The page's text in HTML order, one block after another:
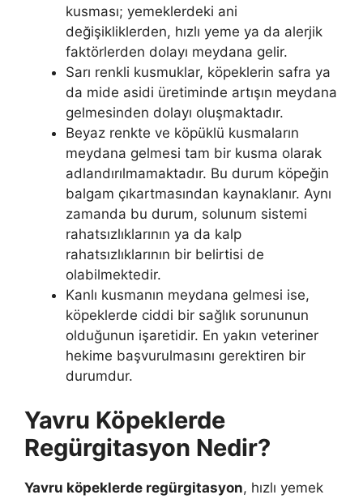
kusması; yemeklerdeki ani
değişikliklerden, hızlı yeme ya da alerjik
faktörlerden dolayı meydana gelir.
Sarı renkli kusmuklar, köpeklerin safra ya
da mide asidi üretiminde artışın meydana
gelmesinden dolayı oluşmaktadır.
Beyaz renkte ve köpüklü kusmaların
meydana gelmesi tam bir kusma olarak
adlandırılmamaktadır. Bu durum köpeğin
balgam çıkartmasından kaynaklanır. Aynı
zamanda bu durum, solunum sistemi
rahatsızlıklarının ya da kalp
rahatsızlıklarının bir belirtisi de
olabilmektedir.
Kanlı kusmanın meydana gelmesi ise,
köpeklerde ciddi bir sağlık sorununun
olduğunun işaretidir. En yakın veteriner
hekime başvurulmasını gerektiren bir
durumdur.
Yavru Köpeklerde
Regürgitasyon Nedir?
Yavru köpeklerde regürgitasyon, hızlı yemek